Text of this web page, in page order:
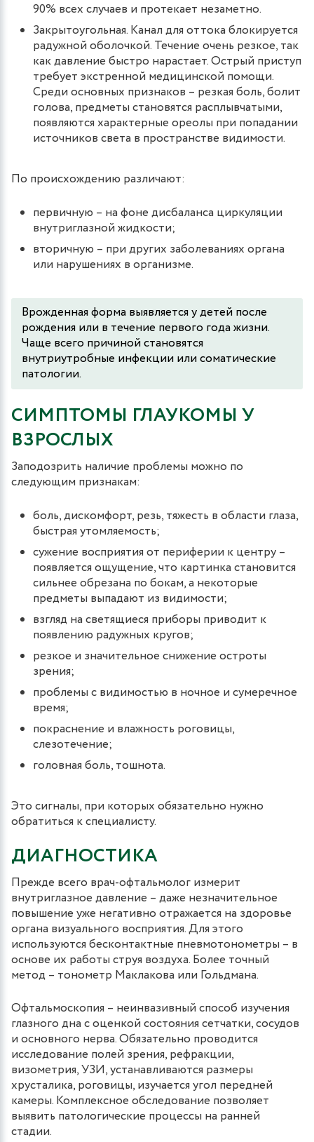
90% всех случаев и протекает незаметно.
Закрытоугольная. Канал для оттока блокируется
радужной оболочкой. Течение очень резкое, так
как давление быстро нарастает. Острый приступ
требует экстренной медицинской помощи.
Среди основных признаков – резкая боль, болит
голова, предметы становятся расплывчатыми,
появляются характерные ореолы при попадании
источников света в пространстве видимости.
По происхождению различают:
первичную – на фоне дисбаланса циркуляции
внутриглазной жидкости;
вторичную – при других заболеваниях органа
или нарушениях в организме.
Врожденная форма выявляется у детей после
рождения или в течение первого года жизни.
Чаще всего причиной становятся
внутриутробные инфекции или соматические
патологии.
СИМПТОМЫ ГЛАУКОМЫ У
ВЗРОСЛЫХ
Заподозрить наличие проблемы можно по
следующим признакам:
боль, дискомфорт, резь, тяжесть в области глаза,
быстрая утомляемость;
сужение восприятия от периферии к центру –
появляется ощущение, что картинка становится
сильнее обрезана по бокам, а некоторые
предметы выпадают из видимости;
взгляд на светящиеся приборы приводит к
появлению радужных кругов;
резкое и значительное снижение остроты
зрения;
проблемы с видимостью в ночное и сумеречное
время;
покраснение и влажность роговицы,
слезотечение;
головная боль, тошнота.
Это сигналы, при которых обязательно нужно
обратиться к специалисту.
ДИАГНОСТИКА
Прежде всего врач-офтальмолог измерит
внутриглазное давление – даже незначительное
повышение уже негативно отражается на здоровье
органа визуального восприятия. Для этого
используются бесконтактные пневмотонометры – в
основе их работы струя воздуха. Более точный
метод – тонометр Маклакова или Гольдмана.
Офтальмоскопия – неинвазивный способ изучения
глазного дна с оценкой состояния сетчатки, сосудов
и основного нерва. Обязательно проводится
исследование полей зрения, рефракции,
визометрия, УЗИ, устанавливаются размеры
хрусталика, роговицы, изучается угол передней
камеры. Комплексное обследование позволяет
выявить патологические процессы на ранней
стадии.